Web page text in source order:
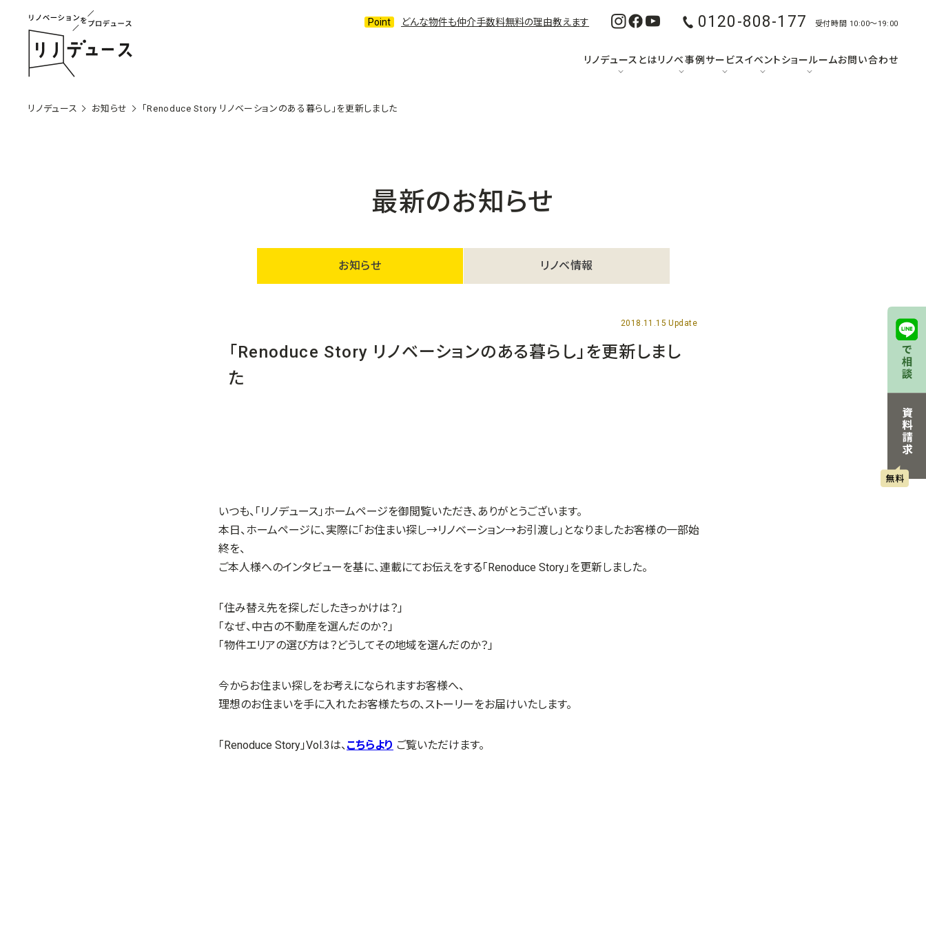
どんな物件も仲介手数料無料の理由教えます 0120-808-177 受付時間 10:00〜19:00
リノデュースとはリノベ事例サービスイベントショールームお問い合わせ
リノデュース お知らせ 「Renoduce Story リノベーションのある暮らし」を更新しました
最新のお知らせ
お知らせ リノベ情報
2018.11.15 Update
「Renoduce Story リノベーションのある暮らし」を更新しまし
た
いつも、「リノデュース」ホームページを御閲覧いただき、ありがとうございます。
本日、ホームページに、実際に「お住まい探し→リノベーション→お引渡し」となりましたお客様の一部始
終を、
ご本人様へのインタビューを基に、連載にてお伝えをする「Renoduce Story」を更新しました。
「住み替え先を探しだしたきっかけは？」
「なぜ、中古の不動産を選んだのか？」
「物件エリアの選び方は？どうしてその地域を選んだのか？」
今からお住まい探しをお考えになられますお客様へ、
理想のお住まいを手に入れたお客様たちの、ストーリーをお届けいたします。
「Renoduce Story」Vol.3は、こちらより ご覧いただけます。